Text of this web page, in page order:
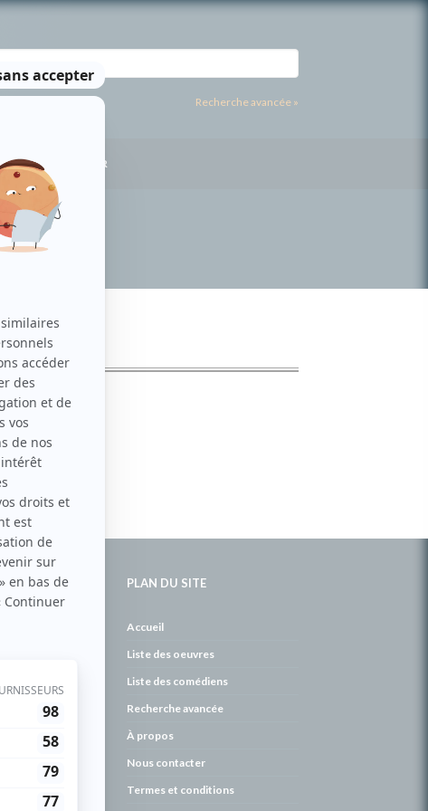
Recherche avancée »
NOUS CONTACTER
de
PLAN DU SITE
Accueil
Liste des oeuvres
Liste des comédiens
Recherche avancée
À propos
Nous contacter
Termes et conditions